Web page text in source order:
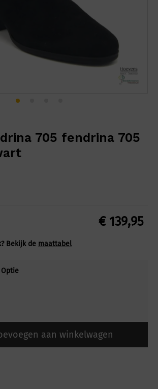
705 fendrina 705
€139,95
Bekijk de maattabel
Optie
aan winkelwagen